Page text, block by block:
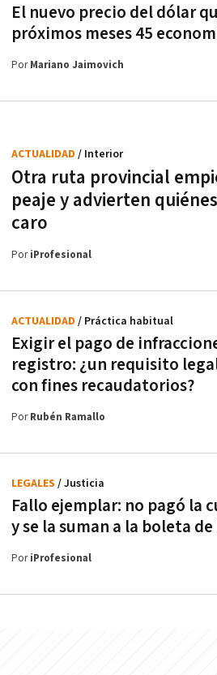
El nuevo precio del dólar
próximos meses 45
PorMariano Jaimovich
Otra ruta provincial
peaje y advierten
caro
ACTUALIDAD / Interior
PoriProfesional
Exigir el pago de
registro: ¿un requisito
con fines recaudatorios?
ACTUALIDAD / Práctica habitual
PorRubén Ramallo
Fallo ejemplar: no pagó la
y se la suman a la boleta
LEGALES / Justicia
PoriProfesional